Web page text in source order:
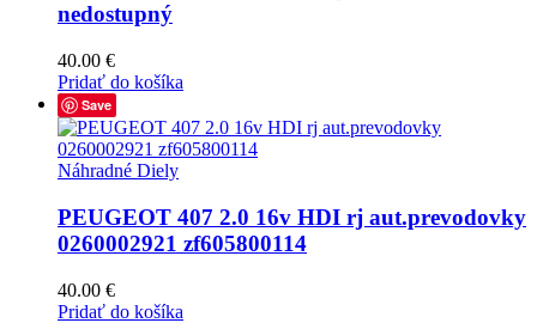
nedostupný
40.00 €
Pridať do košíka
Save
Náhradné Diely
PEUGEOT 407 2.0 16v HDI rj aut.prevodovky
0260002921 zf605800114
40.00 €
Pridať do košíka